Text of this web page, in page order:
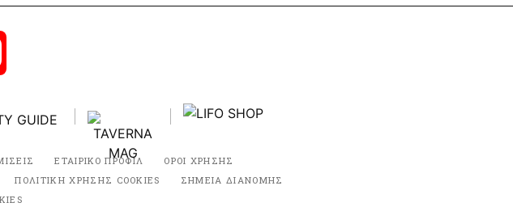
ΕΤΑΙΡΙΚΟ ΠΡΟΦΙΛ
ΟΡΟΙ ΧΡΗΣΗΣ
ΠΟΛΙΤΙΚΗ ΧΡΗΣΗΣ COOKIES
ΣΗΜΕΙΑ ΔΙΑΝΟΜΗΣ